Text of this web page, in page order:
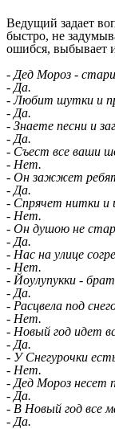
Ведущий задает
быстро, не
ошибся, выбывает
- Дед Мороз -
- Да.
- Любит шутки и
- Да.
- Знаете песни и
- Да.
- Съест все ваши
- Нет.
- Он зажжет
- Да.
- Спрячет нитки и
- Нет.
- Он душою не
- Да.
- Нас на улице
- Нет.
- Йоулупукки -
- Да.
- Расцвела под
- Нет.
- Новый год идет
- Да.
- У Снегурочки
- Нет.
- Дед Мороз несет
- Да.
- В Новый год все
- Да.